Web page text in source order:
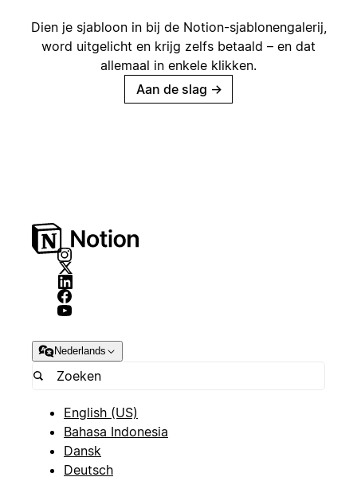
Dien je sjabloon in bij de Notion-sjablonengalerij,
word uitgelicht en krijg zelfs betaald – en dat
allemaal in enkele klikken.
Aan de slag →
Nederlands
English (US)
Bahasa Indonesia
Dansk
Deutsch